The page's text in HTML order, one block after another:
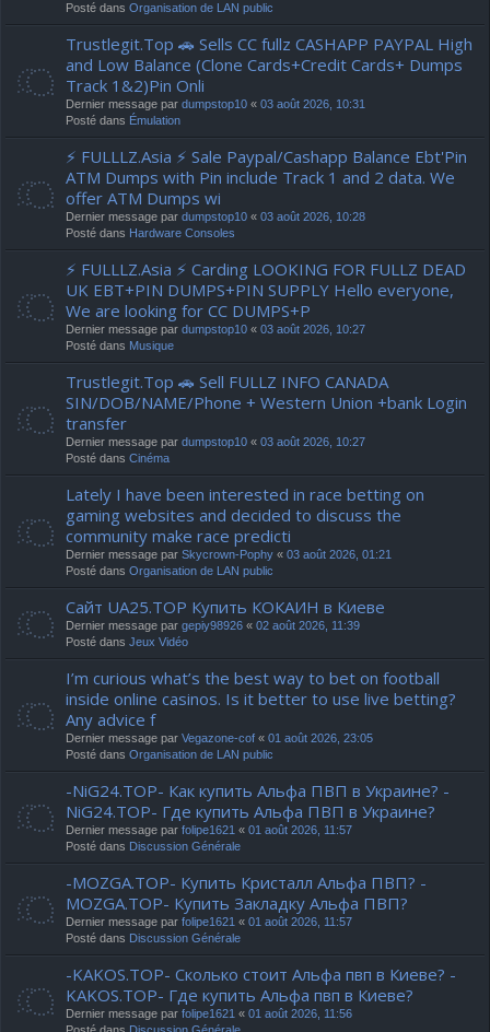
Posté dans Organisation de LAN public
Trustlegit.Top 🚗 Sells CC fullz CASHAPP PAYPAL High
and Low Balance (Clone Cards+Credit Cards+ Dumps
Track 1&2)Pin Onli
Dernier message par dumpstop10 « 03 août 2026, 10:31
Posté dans Émulation
⚡ FULLLZ.Asia ⚡ Sale Paypal/Cashapp Balance Ebt'Pin
ATM Dumps with Pin include Track 1 and 2 data. We
offer ATM Dumps wi
Dernier message par dumpstop10 « 03 août 2026, 10:28
Posté dans Hardware Consoles
⚡ FULLLZ.Asia ⚡ Carding LOOKING FOR FULLZ DEAD
UK EBT+PIN DUMPS+PIN SUPPLY Hello everyone,
We are looking for CC DUMPS+P
Dernier message par dumpstop10 « 03 août 2026, 10:27
Posté dans Musique
Trustlegit.Top 🚗 Sell FULLZ INFO CANADA
SIN/DOB/NAME/Phone + Western Union +bank Login
transfer
Dernier message par dumpstop10 « 03 août 2026, 10:27
Posté dans Cinéma
Lately I have been interested in race betting on
gaming websites and decided to discuss the
community make race predicti
Dernier message par Skycrown-Pophy « 03 août 2026, 01:21
Posté dans Organisation de LAN public
Сайт UA25.TOP Купить КОКАИН в Киеве
Dernier message par gepiy98926 « 02 août 2026, 11:39
Posté dans Jeux Vidéo
I’m curious what’s the best way to bet on football
inside online casinos. Is it better to use live betting?
Any advice f
Dernier message par Vegazone-cof « 01 août 2026, 23:05
Posté dans Organisation de LAN public
-NiG24.TOP- Как купить Альфа ПВП в Украине? -
NiG24.TOP- Где купить Альфа ПВП в Украине?
Dernier message par folipe1621 « 01 août 2026, 11:57
Posté dans Discussion Générale
-MOZGA.TOP- Купить Кристалл Альфа ПВП? -
MOZGA.TOP- Купить Закладку Альфа ПВП?
Dernier message par folipe1621 « 01 août 2026, 11:57
Posté dans Discussion Générale
-KAKOS.TOP- Сколько стоит Альфа пвп в Киеве? -
KAKOS.TOP- Где купить Альфа пвп в Киеве?
Dernier message par folipe1621 « 01 août 2026, 11:56